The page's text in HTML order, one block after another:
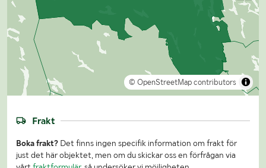
© OpenStreetMap contributors
Frakt
Boka frakt? Det finns ingen specifik information om frakt för
just det här objektet, men om du skickar oss en förfrågan via